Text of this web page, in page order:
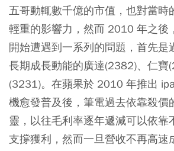
五哥動輒數千億的市值，也對當時
輕重的影響力，然而 2010 年之後
開始遭遇到一系列的問題，首先是
長期成長動能的廣達(2382)、仁寶
(3231)。在蘋果於 2010 年推出
機愈發普及後，筆電過去依靠殺價
靈，以往毛利率逐年遞減可以依靠
支撐獲利，然而一旦營收不再高速